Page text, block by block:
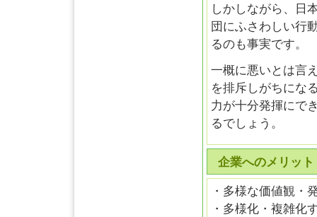
しかしながら、日
団にふさわしい行
るのも事実です。
一概に悪いとは言
を排斥しがちにな
力が十分発揮にで
るでしょう。
企業へのメリット
・多様な価値観・
・多様化・複雑化